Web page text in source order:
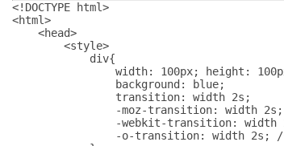
<!DOCTYPE html>
<html>
<head>
<style>
div{
width: 100px; height:
background: blue;
transition: width 2s;
-moz-transition: width 2s; /*
-webkit-transition: width 2s; /*
-o-transition: width 2s; /*